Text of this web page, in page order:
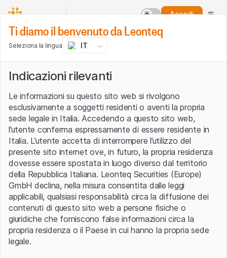
Accedi
Ti diamo il benvenuto da Leonteq
Seleziona la lingua IT
Indicazioni rilevanti
Le informazioni su questo sito web si rivolgono
esclusivamente a soggetti residenti o aventi la propria
sede legale in Italia. Accedendo a questo sito web,
l’utente conferma espressamente di essere residente in
Italia. L’utente accetta di interrompere l’utilizzo del
presente sito internet ove, in futuro, la propria residenza
dovesse essere spostata in luogo diverso dal territorio
della Repubblica Italiana. Leonteq Securities (Europe)
GmbH declina, nella misura consentita dalle leggi
applicabili, qualsiasi responsabilità circa la diffusione dei
contenuti di questo sito web a persone fisiche o
giuridiche che forniscono false informazioni circa la
propria residenza o il Paese in cui hanno la propria sede
legale.